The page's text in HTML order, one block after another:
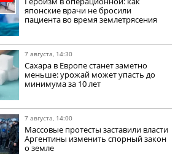
японские врачи не бросили
пациента во время землетрясения
7 августа, 14:30
Сахара в Европе станет заметно
меньше: урожай может упасть до
минимума за 10 лет
7 августа, 14:00
Массовые протесты заставили власти
Аргентины изменить спорный закон
о земле